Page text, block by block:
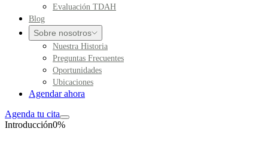
Evaluación TDAH
Blog
Sobre nosotros
Nuestra Historia
Preguntas Frecuentes
Oportunidades
Ubicaciones
Agendar ahora
Agenda tu cita
Introducción0%